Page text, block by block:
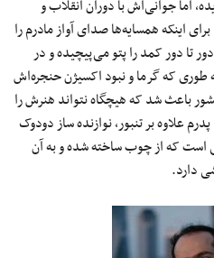
اما جوانی‌اش با دوران انقلاب و
اینکه همسایه‌ها صدای آواز مادرم را
تا دور کمد را پتو می‌پیچیده و در
طوری که گرما و نبود اکسیژن حنجره‌اش
باعث شد که هیچگاه نتواند هنرش را
علاوه بر تنبور، نوازنده ساز دودوک
که از چوب ساخته شده و به آن
دارد.